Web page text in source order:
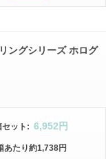
ングシリーズ ホログ
セット : 6,952円
あたり約1,738円